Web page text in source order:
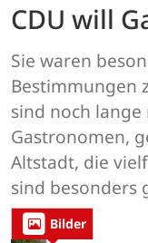
CDU will
Sie waren
Bestimmungen
sind noch
Gastronomen,
Altstadt, die
sind besonders
Bilder